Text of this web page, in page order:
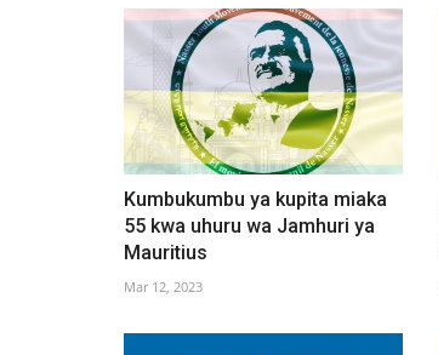
Kumbukumbu ya kupita miaka
55 kwa uhuru wa Jamhuri ya
Mauritius
Mar 12, 2023